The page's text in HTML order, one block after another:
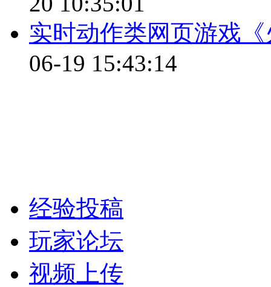
实时动作类网页游戏
06-19 15:43:14
经验投稿
玩家论坛
视频上传